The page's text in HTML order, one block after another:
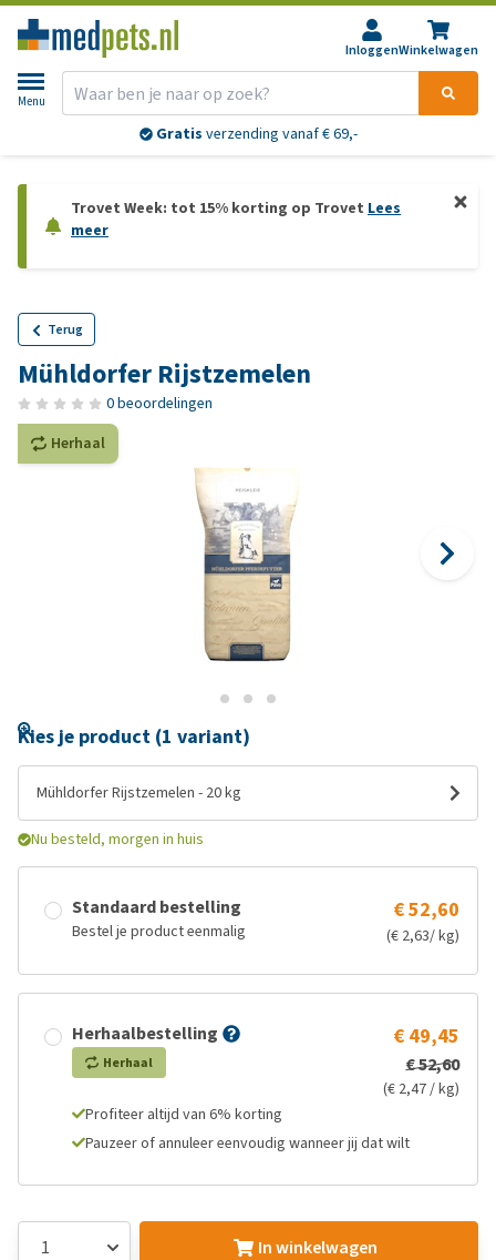
InloggenWinkelwagen
Menu
Gratis verzending vanaf € 69,-
Trovet Week: tot 15% korting op Trovet Lees
meer
Terug
Mühldorfer Rijstzemelen
0 beoordelingen
Herhaal
Kies je product (1 variant)
Mühldorfer Rijstzemelen - 20 kg
Nu besteld, morgen in huis
Standaard bestelling
Bestel je product eenmalig
€ 52,60
(€ 2,63/ kg)
Herhaalbestelling
Herhaal
€ 49,45
€ 52,60
(€ 2,47 / kg)
Profiteer altijd van 6% korting
Pauzeer of annuleer eenvoudig wanneer jij dat wilt
In winkelwagen